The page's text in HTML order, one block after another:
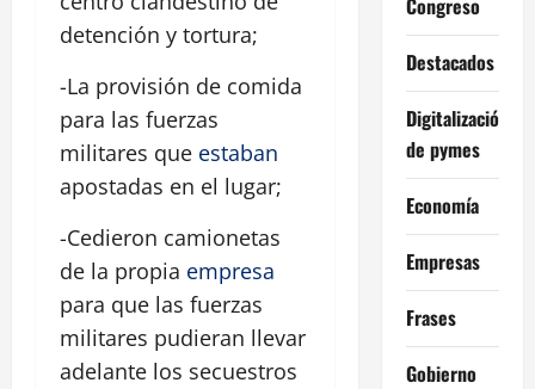
detención y tortura;
-La provisión de comida
para las fuerzas
militares que estaban
apostadas en el lugar;
-Cedieron camionetas
de la propia empresa
para que las fuerzas
militares pudieran llevar
adelante los secuestros
Destacados
Digitalización
de pymes
Economía
Empresas
Frases
Gobierno